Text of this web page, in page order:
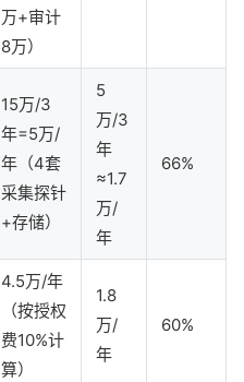
万+审计
8万）
15万/3
年=5万/
年（4套
采集探针
+存储）
5
万/3
年
≈1.7
万/
年
66%
4.5万/年
（按授权
费10%计
算）
1.8
万/
年
60%